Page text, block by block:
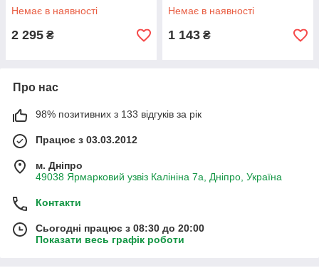
Немає в наявності
2 295 ₴
Немає в наявності
1 143 ₴
Про нас
98% позитивних з 133 відгуків за рік
Працює з 03.03.2012
м. Дніпро
49038 Ярмарковий узвіз Калініна 7а, Дніпро, Україна
Контакти
Сьогодні працює з 08:30 до 20:00
Показати весь графік роботи